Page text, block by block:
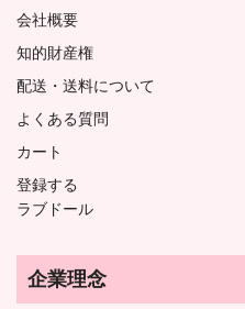
会社概要
知的財産権
配送・送料について
よくある質問
カート
登録する
ラブドール
企業理念